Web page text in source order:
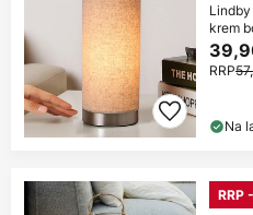
krem
RRP
Na
RRP